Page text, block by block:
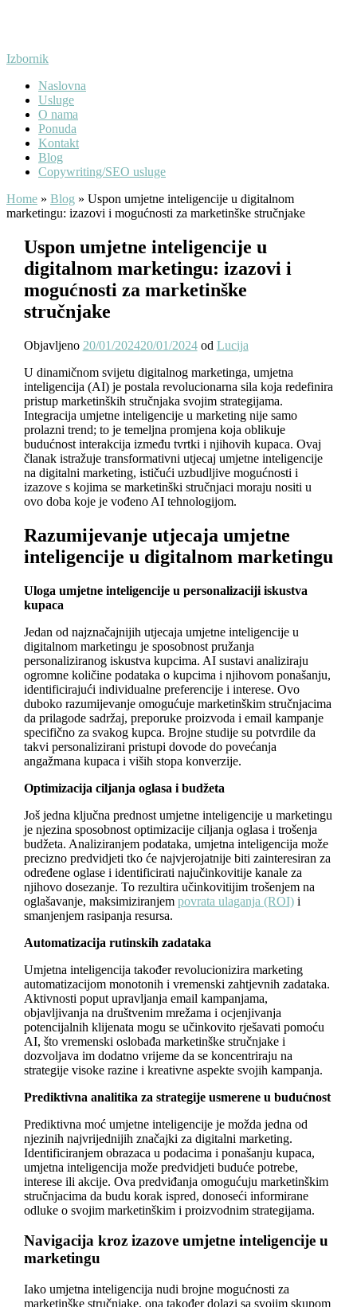
Izbornik
Naslovna
Usluge
O nama
Ponuda
Kontakt
Blog
Copywriting/SEO usluge
Home » Blog » Uspon umjetne inteligencije u digitalnom
marketingu: izazovi i mogućnosti za marketinške stručnjake
Uspon umjetne inteligencije u
digitalnom marketingu: izazovi i
mogućnosti za marketinške
stručnjake
Objavljeno 20/01/202420/01/2024od Lucija
U dinamičnom svijetu digitalnog marketinga, umjetna
inteligencija (AI) je postala revolucionarna sila koja redefinira
pristup marketinških stručnjaka svojim strategijama.
Integracija umjetne inteligencije u marketing nije samo
prolazni trend; to je temeljna promjena koja oblikuje
budućnost interakcija između tvrtki i njihovih kupaca. Ovaj
članak istražuje transformativni utjecaj umjetne inteligencije
na digitalni marketing, ističući uzbudljive mogućnosti i
izazove s kojima se marketinški stručnjaci moraju nositi u
ovo doba koje je vođeno AI tehnologijom.
Razumijevanje utjecaja umjetne
inteligencije u digitalnom marketingu
Uloga umjetne inteligencije u personalizaciji iskustva
kupaca
Jedan od najznačajnijih utjecaja umjetne inteligencije u
digitalnom marketingu je sposobnost pružanja
personaliziranog iskustva kupcima. AI sustavi analiziraju
ogromne količine podataka o kupcima i njihovom ponašanju,
identificirajući individualne preferencije i interese. Ovo
duboko razumijevanje omogućuje marketinškim stručnjacima
da prilagode sadržaj, preporuke proizvoda i email kampanje
specifično za svakog kupca. Brojne studije su potvrdile da
takvi personalizirani pristupi dovode do povećanja
angažmana kupaca i viših stopa konverzije.
Optimizacija ciljanja oglasa i budžeta
Još jedna ključna prednost umjetne inteligencije u marketingu
je njezina sposobnost optimizacije ciljanja oglasa i trošenja
budžeta. Analiziranjem podataka, umjetna inteligencija može
precizno predvidjeti tko će najvjerojatnije biti zainteresiran za
određene oglase i identificirati najučinkovitije kanale za
njihovo dosezanje. To rezultira učinkovitijim trošenjem na
oglašavanje, maksimiziranjem povrata ulaganja (ROI)i
smanjenjem rasipanja resursa.
Automatizacija rutinskih zadataka
Umjetna inteligencija također revolucionizira marketing
automatizacijom monotonih i vremenski zahtjevnih zadataka.
Aktivnosti poput upravljanja email kampanjama,
objavljivanja na društvenim mrežama i ocjenjivanja
potencijalnih klijenata mogu se učinkovito rješavati pomoću
AI, što vremenski oslobađa marketinške stručnjake i
dozvoljava im dodatno vrijeme da se koncentriraju na
strategije visoke razine i kreativne aspekte svojih kampanja.
Prediktivna analitika za strategije usmerene u budućnost
Prediktivna moć umjetne inteligencije je možda jedna od
njezinih najvrijednijih značajki za digitalni marketing.
Identificiranjem obrazaca u podacima i ponašanju kupaca,
umjetna inteligencija može predvidjeti buduće potrebe,
interese ili akcije. Ova predviđanja omogućuju marketinškim
stručnjacima da budu korak ispred, donoseći informirane
odluke o svojim marketinškim i proizvodnim strategijama.
Navigacija kroz izazove umjetne inteligencije u
marketingu
Iako umjetna inteligencija nudi brojne mogućnosti za
marketinške stručnjake, ona također dolazi sa svojim skupom